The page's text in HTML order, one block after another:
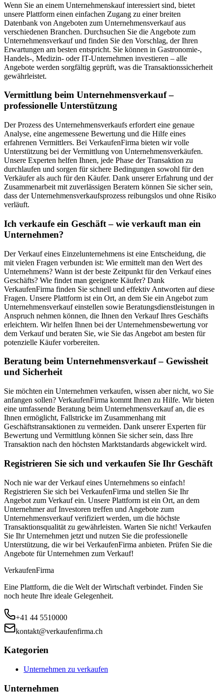
Wenn Sie an einem Unternehmenskauf interessiert sind, bietet
unsere Plattform einen einfachen Zugang zu einer breiten
Datenbank von Angeboten zum Unternehmensverkauf aus
verschiedenen Branchen. Durchsuchen Sie die Angebote zum
Unternehmensverkauf und finden Sie den Vorschlag, der Ihren
Erwartungen am besten entspricht. Sie können in Gastronomie-,
Handels-, Medizin- oder IT-Unternehmen investieren – alle
Angebote werden sorgfältig geprüft, was die Transaktionssicherheit
gewährleistet.
Vermittlung beim Unternehmensverkauf –
professionelle Unterstützung
Der Prozess des Unternehmensverkaufs erfordert eine genaue
Analyse, eine angemessene Bewertung und die Hilfe eines
erfahrenen Vermittlers. Bei VerkaufenFirma bieten wir volle
Unterstützung bei der Vermittlung von Unternehmensverkäufen.
Unsere Experten helfen Ihnen, jede Phase der Transaktion zu
durchlaufen und sorgen für sichere Bedingungen sowohl für den
Verkäufer als auch für den Käufer. Dank unserer Erfahrung und der
Zusammenarbeit mit zuverlässigen Beratern können Sie sicher sein,
dass der Unternehmensverkaufsprozess reibungslos und ohne Risiko
verläuft.
Ich verkaufe ein Geschäft – wie verkauft man ein
Unternehmen?
Der Verkauf eines Einzelunternehmens ist eine Entscheidung, die
mit vielen Fragen verbunden ist: Wie ermittelt man den Wert des
Unternehmens? Wann ist der beste Zeitpunkt für den Verkauf eines
Geschäfts? Wie findet man geeignete Käufer? Dank
VerkaufenFirma finden Sie schnell und effektiv Antworten auf diese
Fragen. Unsere Plattform ist ein Ort, an dem Sie ein Angebot zum
Unternehmensverkauf einstellen sowie Beratungsdienstleistungen in
Anspruch nehmen können, die Ihnen den Verkauf Ihres Geschäfts
erleichtern. Wir helfen Ihnen bei der Unternehmensbewertung vor
dem Verkauf und beraten Sie, wie Sie das Angebot am besten für
potenzielle Käufer vorbereiten.
Beratung beim Unternehmensverkauf – Gewissheit
und Sicherheit
Sie möchten ein Unternehmen verkaufen, wissen aber nicht, wo Sie
anfangen sollen? VerkaufenFirma kommt Ihnen zu Hilfe. Wir bieten
eine umfassende Beratung beim Unternehmensverkauf an, die es
Ihnen ermöglicht, Fallstricke im Zusammenhang mit
Geschäftstransaktionen zu vermeiden. Dank unserer Experten für
Bewertung und Vermittlung können Sie sicher sein, dass Ihre
Transaktion nach den höchsten Marktstandards abgewickelt wird.
Registrieren Sie sich und verkaufen Sie Ihr Geschäft
Noch nie war der Verkauf eines Unternehmens so einfach!
Registrieren Sie sich bei VerkaufenFirma und stellen Sie Ihr
Angebot zum Verkauf ein. Unsere Plattform ist ein Ort, an dem
Unternehmer auf Investoren treffen und Angebote zum
Unternehmensverkauf verifiziert werden, um die höchste
Transaktionsqualität zu gewährleisten. Warten Sie nicht! Verkaufen
Sie Ihr Unternehmen jetzt und nutzen Sie die professionelle
Unterstützung, die wir bei VerkaufenFirma anbieten. Prüfen Sie die
Angebote für Unternehmen zum Verkauf!
VerkaufenFirma
Eine Plattform, die die Welt der Wirtschaft verbindet. Finden Sie
noch heute Ihre ideale Gelegenheit.
+41 44 5510000
kontakt@verkaufenfirma.ch
Kategorien
Unternehmen zu verkaufen
Unternehmen